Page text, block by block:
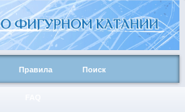
Правила Поиск